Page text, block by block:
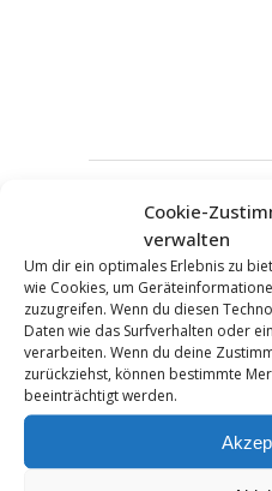
Cookie-
verwalten
Um dir ein optimales Erlebnis zu
wie Cookies, um
zuzugreifen. Wenn du diesen
Daten wie das Surfverhalten oder
verarbeiten. Wenn du deine
zurückziehst, können bestimmte
beeinträchtigt werden.
KOMMENTAR